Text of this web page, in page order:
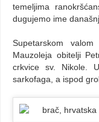
temeljima
dugujemo ime
Supetarskom
Mauzoleja obitelji
crkvice sv. Nikole.
sarkofaga, a ispod